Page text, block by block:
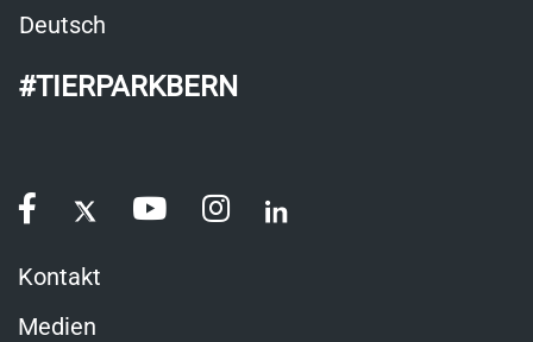
Deutsch
#TIERPARKBERN
Kontakt
Medien